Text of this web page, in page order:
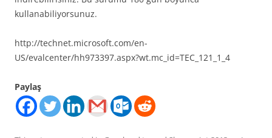
kullanabiliyorsunuz.
http://technet.microsoft.com/en-
US/evalcenter/hh973397.aspx?wt.mc_id=TEC_121_1_4
Paylaş